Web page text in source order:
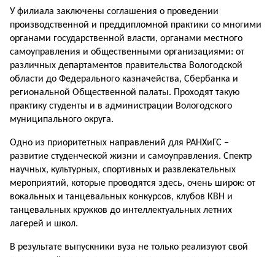
У филиала заключены соглашения о проведении
производственной и преддипломной практики со многими
органами государственной власти, органами местного
самоуправления и общественными организациями: от
различных департаментов правительства Вологодской
области до Федерального казначейства, Сбербанка и
региональной Общественной палаты. Проходят такую
практику студенты и в администрации Вологодского
муниципального округа.
Одно из приоритетных направлений для РАНХиГС –
развитие студенческой жизни и самоуправления. Спектр
научных, культурных, спортивных и развлекательных
мероприятий, которые проводятся здесь, очень широк: от
вокальных и танцевальных конкурсов, клубов КВН и
танцевальных кружков до интеллектуальных летних
лагерей и школ.
В результате выпускники вуза не только реализуют свой